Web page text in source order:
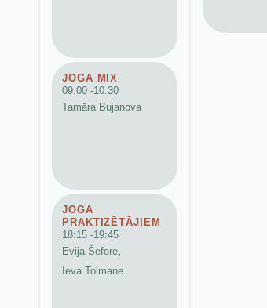
JOGA MIX
09:00 -10:30
Tamāra Bujanova
JOGA
PRAKTIZĒTĀJIEM
18:15 -19:45
Evija Šefere,
Ieva Tolmane